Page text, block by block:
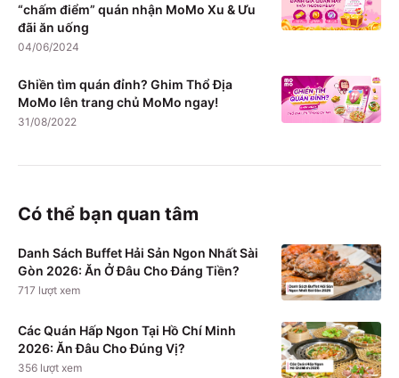
“chấm điểm” quán nhận MoMo Xu & Ưu
đãi ăn uống
04/06/2024
Ghiền tìm quán đỉnh? Ghim Thổ Địa
MoMo lên trang chủ MoMo ngay!
31/08/2022
Có thể bạn quan tâm
Danh Sách Buffet Hải Sản Ngon Nhất Sài
Gòn 2026: Ăn Ở Đâu Cho Đáng Tiền?
717 lượt xem
Các Quán Hấp Ngon Tại Hồ Chí Minh
2026: Ăn Đâu Cho Đúng Vị?
356 lượt xem